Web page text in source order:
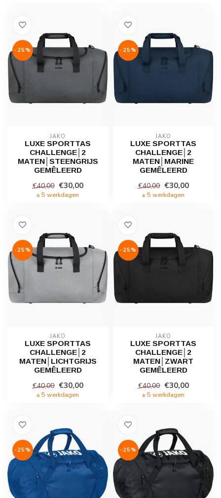
-25%
JAKO
LUXE SPORTTAS
CHALLENGE│2
MATEN│STEENGRIJS
GEMÊLEERD
€40,00 €30,00
± 5 werkdagen
-25%
JAKO
LUXE SPORTTAS
CHALLENGE│2
MATEN│MARINE
GEMÊLEERD
€40,00 €30,00
± 5 werkdagen
-25%
JAKO
LUXE SPORTTAS
CHALLENGE│2
MATEN│LICHTGRIJS
GEMÊLEERD
€40,00 €30,00
± 5 werkdagen
-25%
JAKO
LUXE SPORTTAS
CHALLENGE│2
MATEN│ZWART
GEMÊLEERD
€40,00 €30,00
± 5 werkdagen
-25% -25%